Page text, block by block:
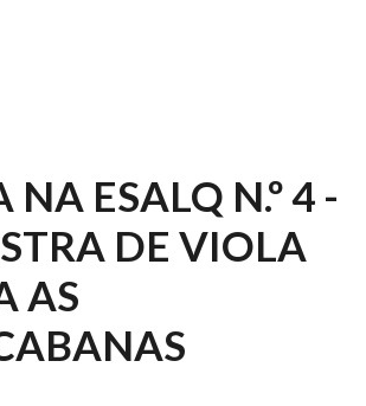
NA ESALQ N.º 4 -
DE VIOLA
AS